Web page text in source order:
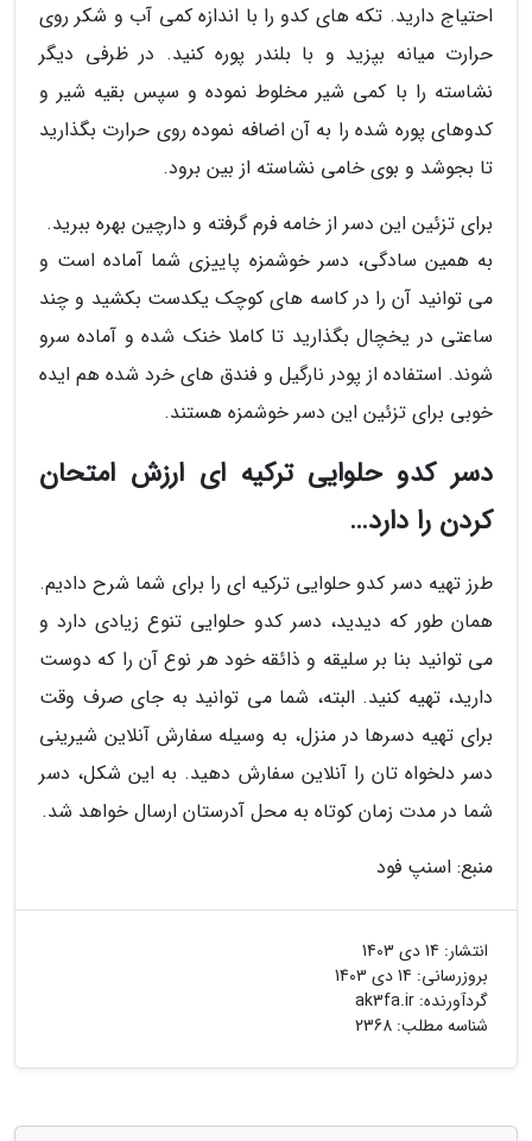
احتیاج دارید. تکه های کدو را با اندازه کمی آب و شکر روی
حرارت میانه بپزید و با بلندر پوره کنید. در ظرفی دیگر
نشاسته را با کمی شیر مخلوط نموده و سپس بقیه شیر و
کدوهای پوره شده را به آن اضافه نموده روی حرارت بگذارید
تا بجوشد و بوی خامی نشاسته از بین برود.
برای تزئین این دسر از خامه فرم گرفته و دارچین بهره ببرید.
به همین سادگی، دسر خوشمزه پاییزی شما آماده است و
می توانید آن را در کاسه های کوچک یکدست بکشید و چند
ساعتی در یخچال بگذارید تا کاملا خنک شده و آماده سرو
شوند. استفاده از پودر نارگیل و فندق های خرد شده هم ایده
خوبی برای تزئین این دسر خوشمزه هستند.
دسر کدو حلوایی ترکیه ای ارزش امتحان
کردن را دارد…
طرز تهیه دسر کدو حلوایی ترکیه ای را برای شما شرح دادیم.
همان طور که دیدید، دسر کدو حلوایی تنوع زیادی دارد و
می توانید بنا بر سلیقه و ذائقه خود هر نوع آن را که دوست
دارید، تهیه کنید. البته، شما می توانید به جای صرف وقت
برای تهیه دسرها در منزل، به وسیله سفارش آنلاین شیرینی
دسر دلخواه تان را آنلاین سفارش دهید. به این شکل، دسر
شما در مدت زمان کوتاه به محل آدرستان ارسال خواهد شد.
منبع: اسنپ فود
انتشار: 14 دی 1403
بروزرسانی: 14 دی 1403
گردآورنده: ak3fa.ir
شناسه مطلب: 2368